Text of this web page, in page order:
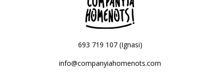
693 719 107 (Ignasi)
info@companyiahomenots.com